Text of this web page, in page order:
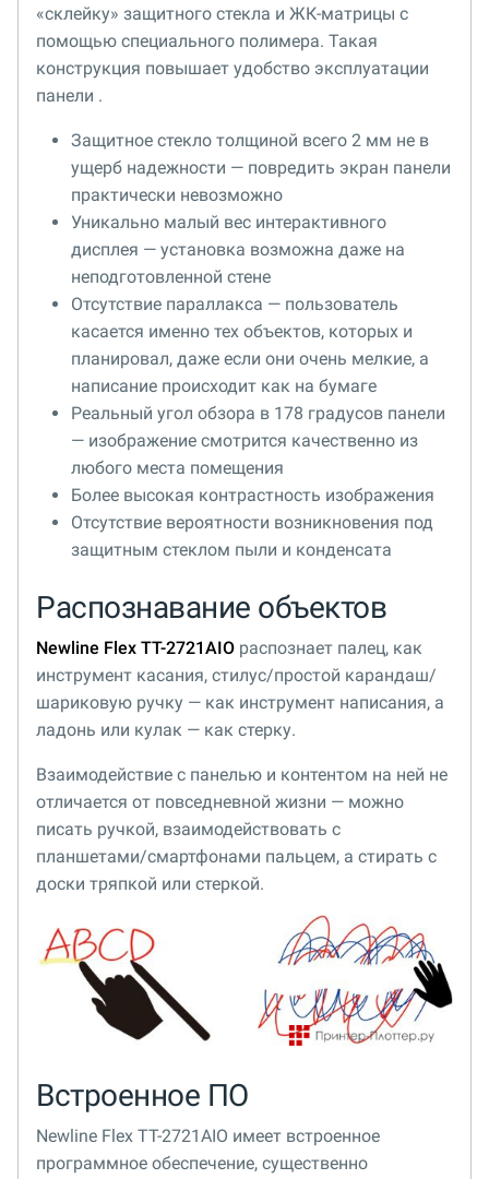
«склейку» защитного стекла и ЖК-матрицы с
помощью специального полимера. Такая
конструкция повышает удобство эксплуатации
панели .
Защитное стекло толщиной всего 2 мм не в
ущерб надежности — повредить экран панели
практически невозможно
Уникально малый вес интерактивного
дисплея — установка возможна даже на
неподготовленной стене
Отсутствие параллакса — пользователь
касается именно тех объектов, которых и
планировал, даже если они очень мелкие, а
написание происходит как на бумаге
Реальный угол обзора в 178 градусов панели
— изображение смотрится качественно из
любого места помещения
Более высокая контрастность изображения
Отсутствие вероятности возникновения под
защитным стеклом пыли и конденсата
Распознавание объектов
Newline Flex TT-2721AIO распознает палец, как
инструмент касания, стилус/простой карандаш/
шариковую ручку — как инструмент написания, а
ладонь или кулак — как стерку.
Взаимодействие с панелью и контентом на ней не
отличается от повседневной жизни — можно
писать ручкой, взаимодействовать с
планшетами/смартфонами пальцем, а стирать с
доски тряпкой или стеркой.
Встроенное ПО
Newline Flex TT-2721AIO имеет встроенное
программное обеспечение, существенно